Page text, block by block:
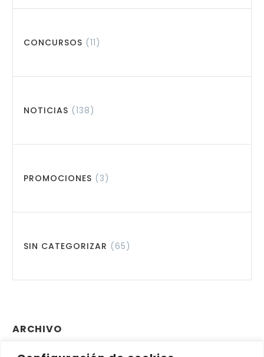
CONCURSOS (11)
NOTICIAS (138)
PROMOCIONES (3)
SIN CATEGORIZAR (65)
ARCHIVO